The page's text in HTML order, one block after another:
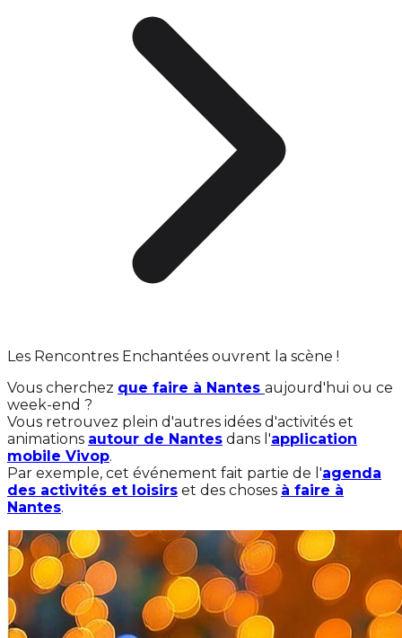
Les Rencontres Enchantées ouvrent la scène !
Vous cherchez que faire à Nantes aujourd'hui ou ce
week-end ?
Vous retrouvez plein d'autres idées d'activités et
animations autour de Nantes dans l'application
mobile Vivop.
Par exemple, cet événement fait partie de l'agenda
des activités et loisirs et des choses à faire à
Nantes.